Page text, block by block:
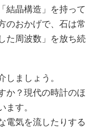
結晶構造」を持って
のおかげで、石は常
た周波数」を放ち続
しましょう。
か？現代の時計のほ
ます。
電気を流したりする